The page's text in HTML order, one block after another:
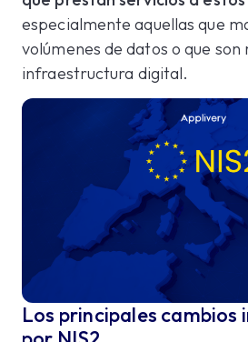
especialmente aquellas que
volúmenes de datos o que son
infraestructura digital.
Los principales cambios